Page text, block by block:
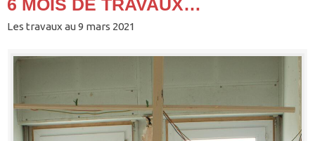
Les travaux au 9 mars 2021